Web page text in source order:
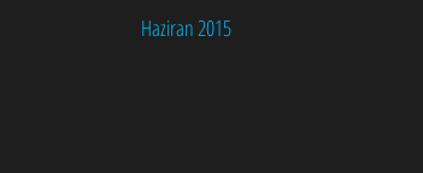
Haziran 2015